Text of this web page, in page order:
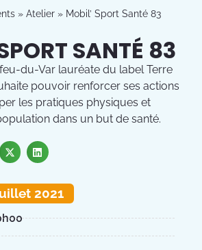
» Atelier » Mobil’ Sport Santé 83
SANTÉ 83
du-Var lauréate du label Terre
pouvoir renforcer ses actions
les pratiques physiques et
dans un but de santé.
2021